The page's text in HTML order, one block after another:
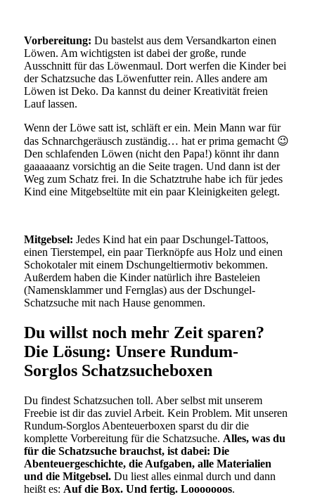
Vorbereitung: Du bastelst aus dem Versandkarton einen
Löwen. Am wichtigsten ist dabei der große, runde
Ausschnitt für das Löwenmaul. Dort werfen die Kinder bei
der Schatzsuche das Löwenfutter rein. Alles andere am
Löwen ist Deko. Da kannst du deiner Kreativität freien
Lauf lassen.
Wenn der Löwe satt ist, schläft er ein. Mein Mann war für
das Schnarchgeräusch zuständig… hat er prima gemacht 😉
Den schlafenden Löwen (nicht den Papa!) könnt ihr dann
gaaaaaanz vorsichtig an die Seite tragen. Und dann ist der
Weg zum Schatz frei. In die Schatztruhe habe ich für jedes
Kind eine Mitgebseltüte mit ein paar Kleinigkeiten gelegt.
Mitgebsel: Jedes Kind hat ein paar Dschungel-Tattoos,
einen Tierstempel, ein paar Tierknöpfe aus Holz und einen
Schokotaler mit einem Dschungeltiermotiv bekommen.
Außerdem haben die Kinder natürlich ihre Basteleien
(Namensklammer und Fernglas) aus der Dschungel-
Schatzsuche mit nach Hause genommen.
Du willst noch mehr Zeit sparen?
Die Lösung: Unsere Rundum-
Sorglos Schatzsucheboxen
Du findest Schatzsuchen toll. Aber selbst mit unserem
Freebie ist dir das zuviel Arbeit. Kein Problem. Mit unseren
Rundum-Sorglos Abenteuerboxen sparst du dir die
komplette Vorbereitung für die Schatzsuche. Alles, was du
für die Schatzsuche brauchst, ist dabei: Die
Abenteuergeschichte, die Aufgaben, alle Materialien
und die Mitgebsel. Du liest alles einmal durch und dann
heißt es: Auf die Box. Und fertig. Looooooos.